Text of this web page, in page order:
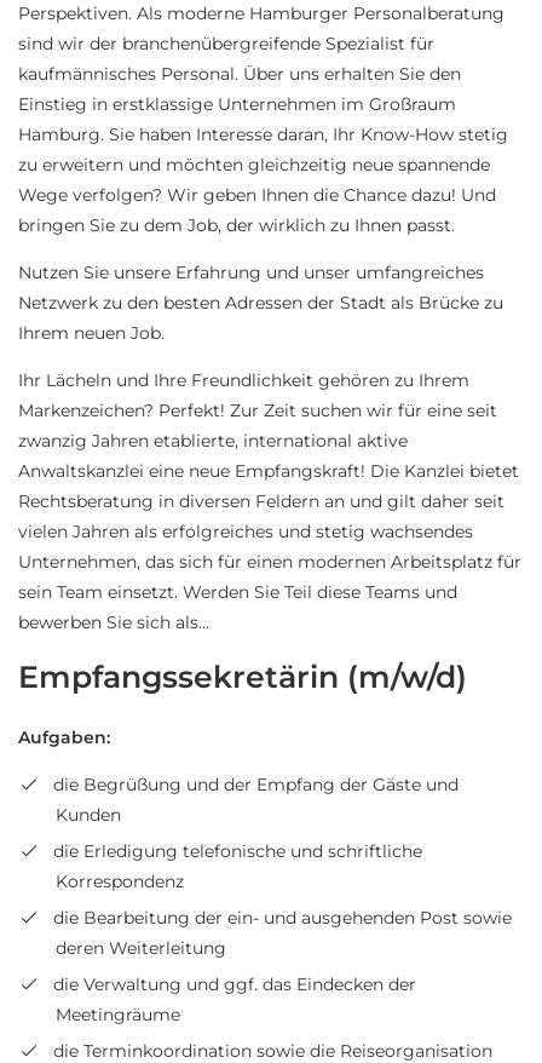
Perspektiven. Als moderne Hamburger Personalberatung
sind wir der branchenübergreifende Spezialist für
kaufmännisches Personal. Über uns erhalten Sie den
Einstieg in erstklassige Unternehmen im Großraum
Hamburg. Sie haben Interesse daran, Ihr Know-How stetig
zu erweitern und möchten gleichzeitig neue spannende
Wege verfolgen? Wir geben Ihnen die Chance dazu! Und
bringen Sie zu dem Job, der wirklich zu Ihnen passt.
Nutzen Sie unsere Erfahrung und unser umfangreiches
Netzwerk zu den besten Adressen der Stadt als Brücke zu
Ihrem neuen Job.
Ihr Lächeln und Ihre Freundlichkeit gehören zu Ihrem
Markenzeichen? Perfekt! Zur Zeit suchen wir für eine seit
zwanzig Jahren etablierte, international aktive
Anwaltskanzlei eine neue Empfangskraft! Die Kanzlei bietet
Rechtsberatung in diversen Feldern an und gilt daher seit
vielen Jahren als erfolgreiches und stetig wachsendes
Unternehmen, das sich für einen modernen Arbeitsplatz für
sein Team einsetzt. Werden Sie Teil diese Teams und
bewerben Sie sich als…
Empfangssekretärin (m/w/d)
Aufgaben:
die Begrüßung und der Empfang der Gäste und
Kunden
die Erledigung telefonische und schriftliche
Korrespondenz
die Bearbeitung der ein- und ausgehenden Post sowie
deren Weiterleitung
die Verwaltung und ggf. das Eindecken der
Meetingräume
die Terminkoordination sowie die Reiseorganisation